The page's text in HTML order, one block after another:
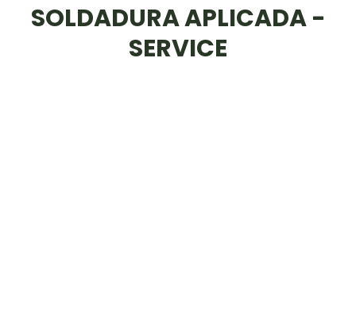
SOLDADURA APLICADA -
SERVICE